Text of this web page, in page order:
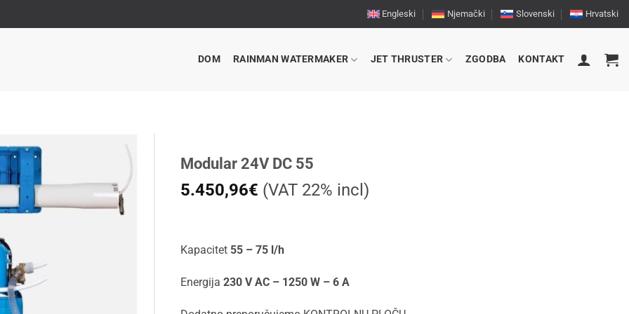
Engleski Njemački Slovenski Hrvatski
DOM RAINMAN WATERMAKER JET THRUSTER ZGODBA KONTAKT
Modular 24V DC 55
5.450,96€ (VAT 22% incl)
Kapacitet 55 – 75 l/h
Energija 230 V AC – 1250 W – 6 A